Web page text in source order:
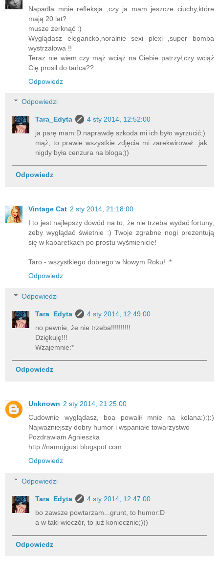
Napadła mnie refleksja ,czy ja mam jeszcze ciuchy,które
mają 20 lat?
musze zerknąć :)
Wyglądasz elegancko,noralnie sexi plexi ,super bomba
wystrzałowa !!
Teraz nie wiem czy mąż wciąż na Ciebie patrzył,czy wciąż
Cię prosił do tańca??
Odpowiedz
Odpowiedzi
Tara_Edyta
4 sty 2014, 12:52:00
ja parę mam:D naprawdę szkoda mi ich było wyrzucić;)
mąż, to prawie wszystkie zdjęcia mi zarekwirował...jak
nigdy była cenzura na bloga;))
Odpowiedz
Vintage Cat 2 sty 2014, 21:18:00
I to jest najlepszy dowód na to, że nie trzeba wydać fortuny,
żeby wyglądać świetnie :) Twoje zgrabne nogi prezentują
się w kabaretkach po prostu wyśmienicie!
Taro - wszystkiego dobrego w Nowym Roku! :*
Odpowiedz
Odpowiedzi
Tara_Edyta
4 sty 2014, 12:49:00
no pewnie, że nie trzeba!!!!!!!!!!
Dziękuję!!!
Wzajemnie:*
Odpowiedz
Unknown 2 sty 2014, 21:25:00
Cudownie wyglądasz, boa powalił mnie na kolana:):):)
Najważniejszy dobry humor i wspaniałe towarzystwo
Pozdrawiam Agnieszka
http://namojgust.blogspot.com
Odpowiedz
Odpowiedzi
Tara_Edyta
4 sty 2014, 12:47:00
bo zawsze powtarzam...grunt, to humor:D
a w taki wieczór, to już koniecznie;)))
Odpowiedz